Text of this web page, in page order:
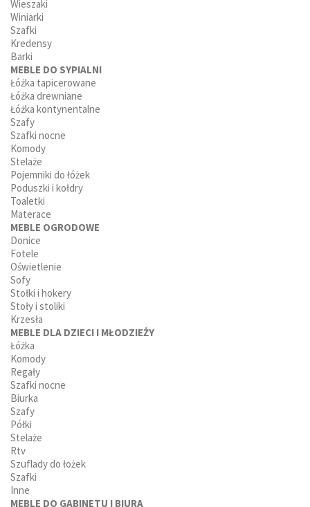
Wieszaki
Winiarki
Szafki
Kredensy
Barki
MEBLE DO SYPIALNI
Łóżka tapicerowane
Łóżka drewniane
Łóżka kontynentalne
Szafy
Szafki nocne
Komody
Stelaże
Pojemniki do łóżek
Poduszki i kołdry
Toaletki
Materace
MEBLE OGRODOWE
Donice
Fotele
Oświetlenie
Sofy
Stołki i hokery
Stoły i stoliki
Krzesła
MEBLE DLA DZIECI I MŁODZIEŻY
Łóżka
Komody
Regały
Szafki nocne
Biurka
Szafy
Półki
Stelaże
Rtv
Szuflady do łożek
Szafki
Inne
MEBLE DO GABINETU I BIURA